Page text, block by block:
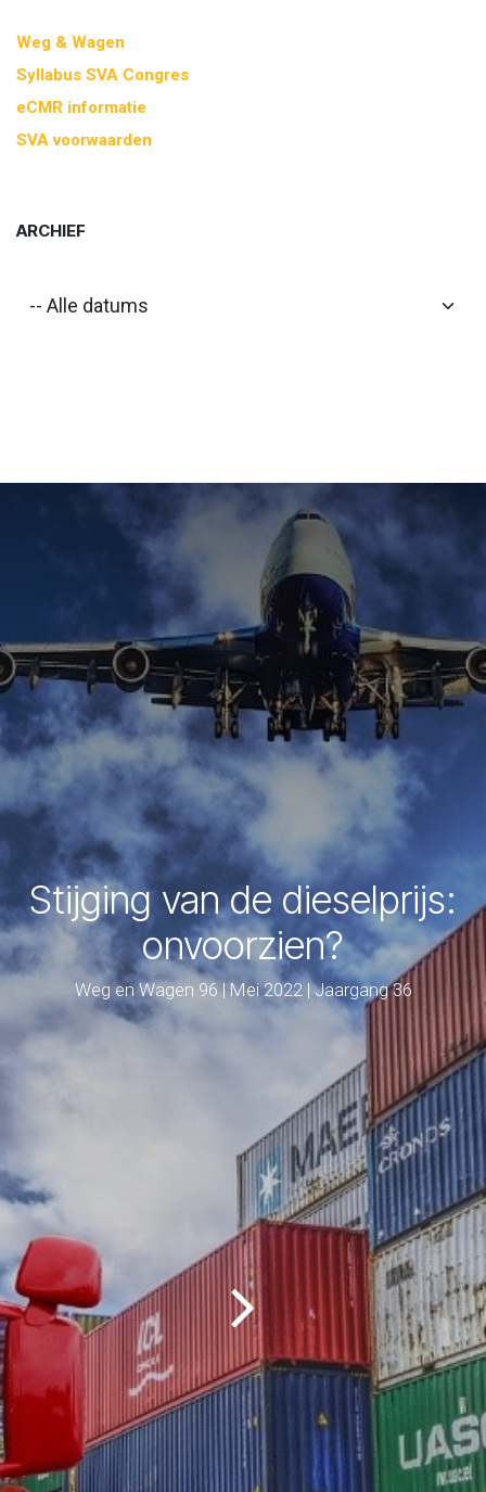
Weg & Wagen
Syllabus SVA Congres
eCMR informatie
SVA voorwaarden
ARCHIEF
Stijging van de dieselprijs:
onvoorzien?
Weg en Wagen 96 | Mei 2022 | Jaargang 36